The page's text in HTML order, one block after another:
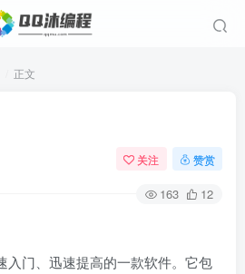
正文
关注 赞赏
163 12
入门、迅速提高的一款软件。它包